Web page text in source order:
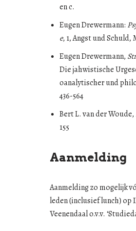
en c.
Eugen Drewermann:
e, 1, Angst und Schuld,
Eugen Drewermann,
Die jahwistische
oanalytischer und
436-564
Bert L. van der Woude,
155
Aanmelding
Aanmelding zo mogelijk
leden (inclusief lunch) op
Veenendaal o.v.v.